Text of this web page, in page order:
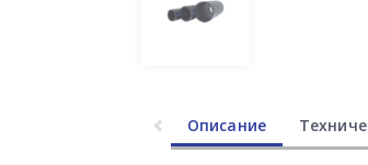
Описание